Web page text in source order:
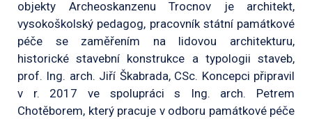
objekty Archeoskanzenu Trocnov je architekt,
vysokoškolský pedagog, pracovník státní památkové
péče se zaměřením na lidovou architekturu,
historické stavební konstrukce a typologii staveb,
prof. Ing. arch. Jiří Škabrada, CSc. Koncepci připravil
v r. 2017 ve spolupráci s Ing. arch. Petrem
Chotěborem, který pracuje v odboru památkové péče